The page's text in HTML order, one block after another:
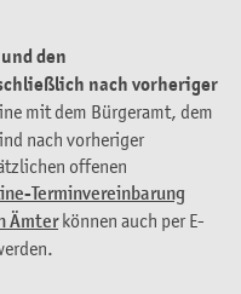
den
nach vorheriger
mit dem Bürgeramt, dem
nach vorheriger
offenen
Terminvereinbarung
Ämterkönnen auch per E-